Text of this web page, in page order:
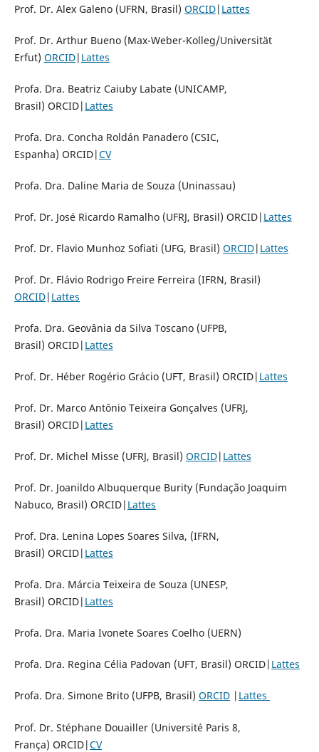
Prof. Dr. Alex Galeno (UFRN, Brasil) ORCID| Lattes
Prof. Dr. Arthur Bueno (Max-Weber-Kolleg/Universität
Erfut) ORCID| Lattes
Profa. Dra. Beatriz Caiuby Labate (UNICAMP,
Brasil) ORCID| Lattes
Profa. Dra. Concha Roldán Panadero (CSIC,
Espanha) ORCID| CV
Profa. Dra. Daline Maria de Souza (Uninassau)
Prof. Dr. José Ricardo Ramalho (UFRJ, Brasil) ORCID| Lattes
Prof. Dr. Flavio Munhoz Sofiati (UFG, Brasil) ORCID| Lattes
Prof. Dr. Flávio Rodrigo Freire Ferreira (IFRN, Brasil)
ORCID| Lattes
Profa. Dra. Geovânia da Silva Toscano (UFPB,
Brasil) ORCID| Lattes
Prof. Dr. Héber Rogério Grácio (UFT, Brasil) ORCID| Lattes
Prof. Dr. Marco Antônio Teixeira Gonçalves (UFRJ,
Brasil) ORCID| Lattes
Prof. Dr. Michel Misse (UFRJ, Brasil) ORCID| Lattes
Prof. Dr. Joanildo Albuquerque Burity (Fundação Joaquim
Nabuco, Brasil) ORCID| Lattes
Prof. Dra. Lenina Lopes Soares Silva, (IFRN,
Brasil) ORCID| Lattes
Profa. Dra. Márcia Teixeira de Souza (UNESP,
Brasil) ORCID| Lattes
Profa. Dra. Maria Ivonete Soares Coelho (UERN)
Profa. Dra. Regina Célia Padovan (UFT, Brasil) ORCID| Lattes
Profa. Dra. Simone Brito (UFPB, Brasil) ORCID| Lattes
Prof. Dr. Stéphane Douailler (Université Paris 8,
França) ORCID|CV